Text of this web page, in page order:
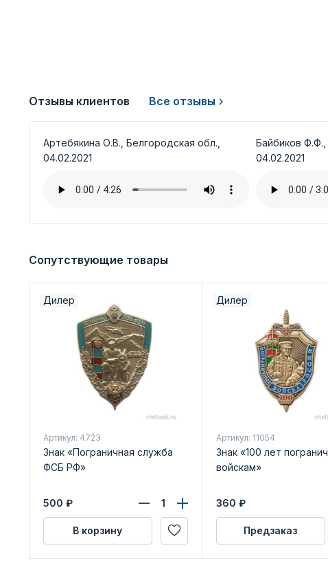
Отзывы клиентов Все отзывы
Артебякина О.В., Белгородская обл.,
04.02.2021
Байбиков Ф.Ф.,
04.02.2021
Сопутствующие товары
Дилер
Артикул: 4723
Знак «Пограничная служба
ФСБ РФ»
500 ₽
В корзину
Дилер
Артикул: 11054
Знак «100 лет
войскам»
360 ₽
Предзаказ